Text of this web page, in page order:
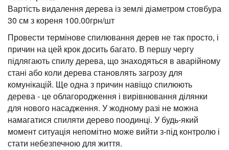
Вартість видалення дерева із землі діаметром стовбура
30 см з кореня 100.00грн/шт
Провести термінове спилювання дерев не так просто, і
причин на цей крок досить багато. В першу чергу
підлягають спилу дерева, що знаходяться в аварійному
стані або коли дерева становлять загрозу для
комунікацій. Ще одна з причин навіщо спилюють
дерева - це облагородження і вирівнювання ділянки
для нового насадження. У жодному разі не можна
намагатися спиляти дерево поодинці. У будь-який
момент ситуація непомітно може вийти з-під контролю і
стати небезпечною для життя.